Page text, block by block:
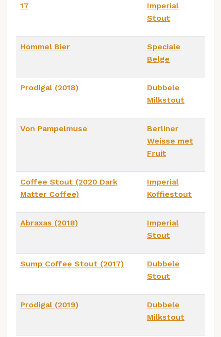
17
Imperial
Stout
Hommel Bier
Speciale
Belge
Prodigal (2018)
Dubbele
Milkstout
Von Pampelmuse
Berliner
Weisse met
Fruit
Coffee Stout (2020 Dark
Matter Coffee)
Imperial
Koffiestout
Abraxas (2018)
Imperial
Stout
Sump Coffee Stout (2017)
Dubbele
Stout
Prodigal (2019)
Dubbele
Milkstout